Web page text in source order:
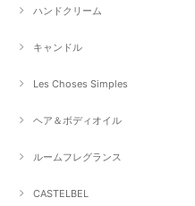
ハンドクリーム
キャンドル
Les Choses Simples
ヘア＆ボディオイル
ルームフレグランス
CASTELBEL